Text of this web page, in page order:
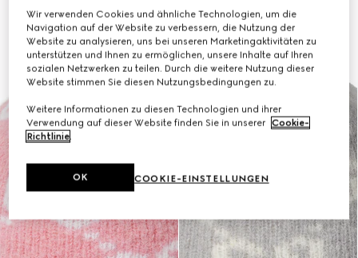
Wir verwenden Cookies und ähnliche Technologien, um die
Navigation auf der Website zu verbessern, die Nutzung der
Website zu analysieren, uns bei unseren Marketingaktivitäten zu
unterstützen und Ihnen zu ermöglichen, unsere Inhalte auf Ihren
sozialen Netzwerken zu teilen. Durch die weitere Nutzung dieser
Website stimmen Sie diesen Nutzungsbedingungen zu.
Weitere Informationen zu diesen Technologien und ihrer
Verwendung auf dieser Website finden Sie in unserer Cookie-
Richtlinie.
COOKIE-EINSTELLUNGEN
OK